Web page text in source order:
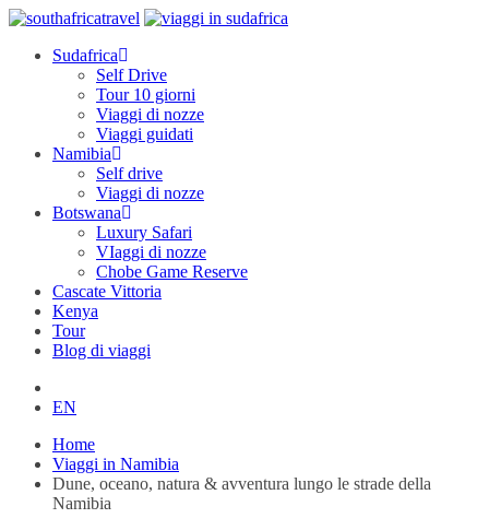
Sudafrica
Self Drive
Tour 10 giorni
Viaggi di nozze
Viaggi guidati
Namibia
Self drive
Viaggi di nozze
Botswana
Luxury Safari
VIaggi di nozze
Chobe Game Reserve
Cascate Vittoria
Kenya
Tour
Blog di viaggi
EN
Home
Viaggi in Namibia
Dune, oceano, natura & avventura lungo le strade della
Namibia